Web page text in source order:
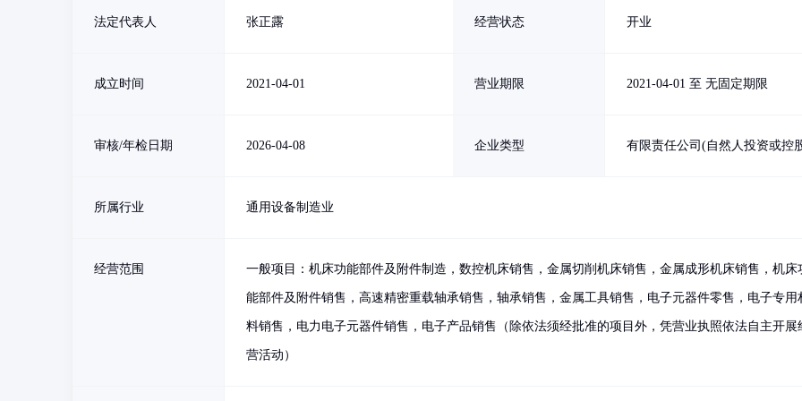
法定代表人 张正露 经营状态 开业
成立时间 2021-04-01 营业期限 2021-04-01 至 无固定期限
审核/年检日期 2026-04-08 企业类型 有限责任公司(自然人投资或控
所属行业 通用设备制造业
经营范围 一般项目：机床功能部件及附件制造，数控机床销售，金属切削机床销售，金属成形机床销售，机床
能部件及附件销售，高速精密重载轴承销售，轴承销售，金属工具销售，电子元器件零售，电子专用
料销售，电力电子元器件销售，电子产品销售（除依法须经批准的项目外，凭营业执照依法自主开展
营活动）